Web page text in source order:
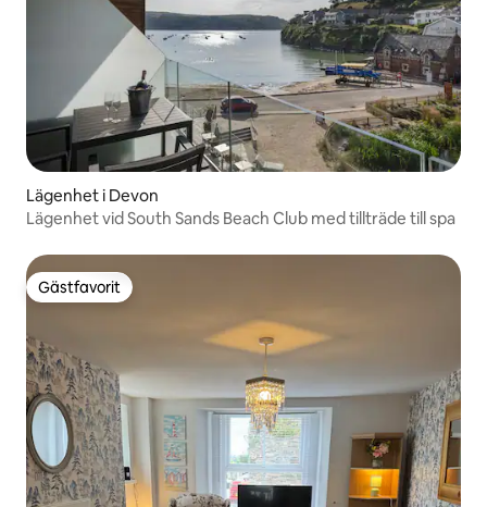
Lägenhet i Devon
Lägenhet vid South Sands Beach Club med tillträde till spa
Gästfavorit
Gästfavorit